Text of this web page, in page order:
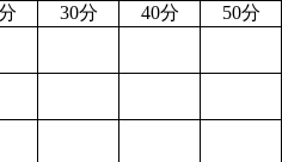
30分 40分
50分